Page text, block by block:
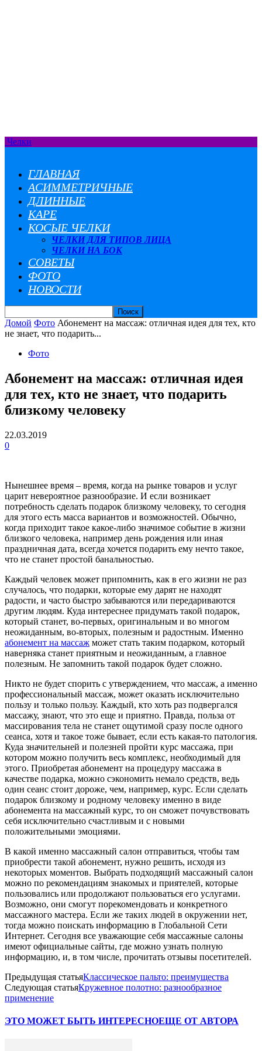
Челки
ГЛАВНАЯ
АСИММЕТРИЧНЫЕ
ДЛИННЫЕ
КАРЕ
КОСЫЕ ЧЕЛКИ
ЧЕЛКИ ДЛЯ ТИПОВ ЛИЦА
ЧЕЛКИ НА БОК
СОВЕТЫ
ФОТО
НОВОСТИ
Домой Фото Абонемент на массаж: отличная идея для тех, кто
не знает, что подарить...
Фото
Абонемент на массаж: отличная идея
для тех, кто не знает, что подарить
близкому человеку
22.03.2019
0
Нынешнее время – время, когда на рынке товаров и услуг
царит невероятное разнообразие. И если возникает
потребность сделать подарок близкому человеку, то сегодня
для этого есть масса вариантов и возможностей. Обычно,
когда приходит такое какое-либо значимое событие в жизни
близкого человека, например день рождения или иная
праздничная дата, всегда хочется подарить ему нечто такое,
что не станет простой банальностью.
Каждый человек может припомнить, как в его жизни не раз
случалось, что подарки, которые ему дарят не находят
радости, и часто быстро забываются или передариваются
другим людям. Куда интереснее придумать такой подарок,
который станет, во-первых, оригинальным и во многом
неожиданным, во-вторых, полезным и радостным. Именно
абонемент на массаж может стать таким подарком, который
наверняка станет приятным и неожиданным, а главное
полезным. Не запомнить такой подарок будет сложно.
Никто не будет спорить с утверждением, что массаж, а именно
профессиональный массаж, может оказать исключительно
пользу и только пользу. Каждый, кто хоть раз подвергался
массажу, знают, что это еще и приятно. Правда, польза от
массирования тела не станет ощутимой сразу после одного
сеанса, хотя и такое тоже бывает, если есть какая-то патология.
Куда значительней и полезней пройти курс массажа, при
котором можно получить весь комплекс, необходимый для
этого. Приобретая абонемент на процедуру массажа в
качестве подарка, можно сэкономить немало средств, ведь
один сеанс стоит дороже, чем, например, курс. Если сделать
подарок близкому и родному человеку именно в виде
абонемента на массажный курс, то он сможет почувствовать
себя исключительно счастливым и с новыми
положительными эмоциями.
В какой именно массажный салон отправиться, чтобы там
приобрести такой абонемент, нужно решить, исходя из
некоторых моментов. Выбрать подходящий массажный салон
можно по рекомендациям знакомых и приятелей, которые
пользовались или продолжают пользоваться его услугами.
Возможно, они смогут порекомендовать и конкретного
массажного мастера. Если же таких людей в окружении нет,
тогда можно поискать информацию в Глобальной Сети
Интернет. Сегодня все уважающие себя массажные салоны
имеют официальные сайты, где можно узнать полную
информацию, и, в том числе, прочитать отзывы посетителей.
Предыдущая статьяКлассическое пальто: преимущества
Следующая статьяКружевное полотно: разнообразное
применение
ЭТО МОЖЕТ БЫТЬ ИНТЕРЕСНОЕЩЕ ОТ АВТОРА